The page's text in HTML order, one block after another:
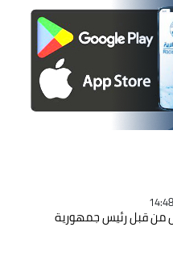
قبل رئيس جمهورية